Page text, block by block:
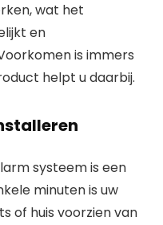
wat het
en
is immers
helpt u daarbij.
systeem is een
minuten is uw
of huis voorzien van